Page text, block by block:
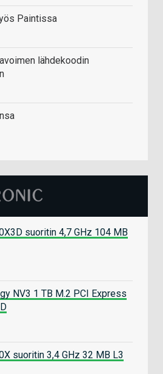
Paintissa
lähdekoodin
suoritin 4,7 GHz 104 MB
NV3 1 TB M.2 PCI Express
suoritin 3,4 GHz 32 MB L3